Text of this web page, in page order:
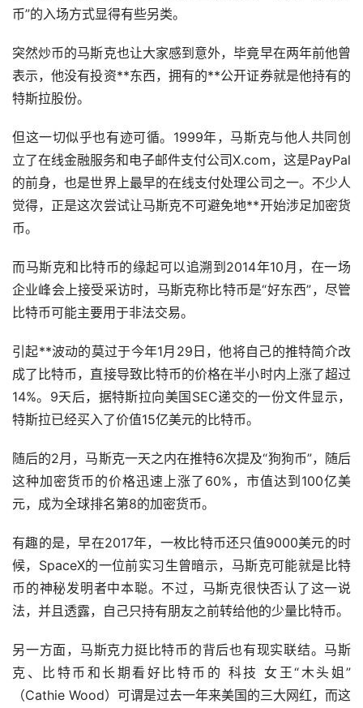
币”的入场方式显得有些另类。
突然炒币的马斯克也让大家感到意外，毕竟早在两年前他曾
表示，他没有投资**东西，拥有的**公开证券就是他持有的
特斯拉股份。
但这一切似乎也有迹可循。1999年，马斯克与他人共同创
立了在线金融服务和电子邮件支付公司X.com，这是PayPal
的前身，也是世界上最早的在线支付处理公司之一。不少人
觉得，正是这次尝试让马斯克不可避免地**开始涉足加密货
币。
而马斯克和比特币的缘起可以追溯到2014年10月，在一场
企业峰会上接受采访时，马斯克称比特币是“好东西”，尽管
比特币可能主要用于非法交易。
引起**波动的莫过于今年1月29日，他将自己的推特简介改
成了比特币，直接导致比特币的价格在半小时内上涨了超过
14%。9天后，据特斯拉向美国SEC递交的一份文件显示，
特斯拉已经买入了价值15亿美元的比特币。
随后的2月，马斯克一天之内在推特6次提及“狗狗币”，随后
这种加密货币的价格迅速上涨了60%，市值达到100亿美
元，成为全球排名第8的加密货币。
有趣的是，早在2017年，一枚比特币还只值9000美元的时
候，SpaceX的一位前实习生曾暗示，马斯克可能就是比特
币的神秘发明者中本聪。不过，马斯克很快否认了这一说
法，并且透露，自己只持有朋友之前转给他的少量比特币。
另一方面，马斯克力挺比特币的背后也有现实联结。马斯
克、比特币和长期看好比特币的 科技 女王“木头姐”
（Cathie Wood）可谓是过去一年来美国的三大网红，而这